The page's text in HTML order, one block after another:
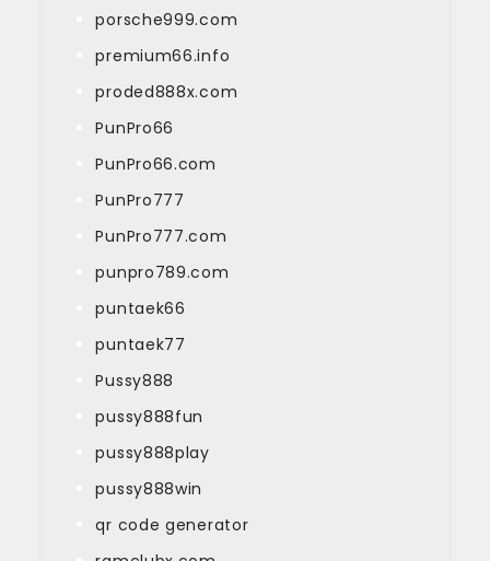
porsche999.com
premium66.info
proded888x.com
PunPro66
PunPro66.com
PunPro777
PunPro777.com
punpro789.com
puntaek66
puntaek77
Pussy888
pussy888fun
pussy888play
pussy888win
qr code generator